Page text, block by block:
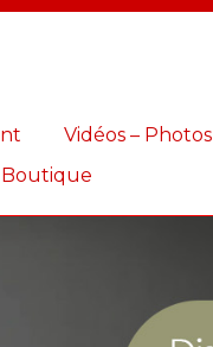
Vidéos – Photos
Boutique